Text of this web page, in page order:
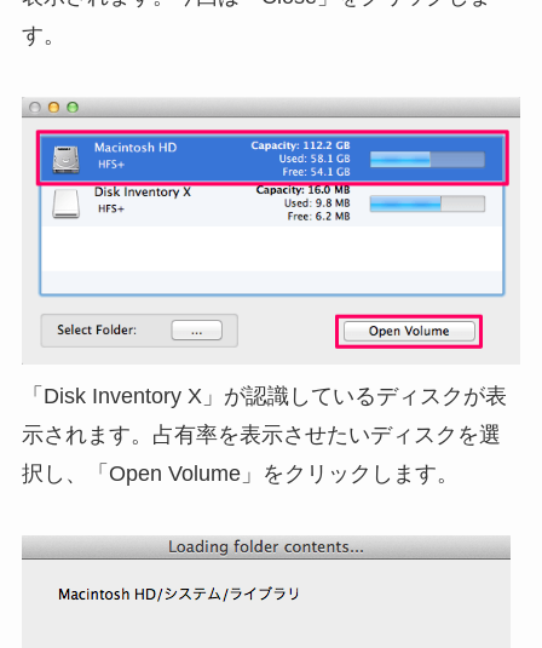
す。
「Disk Inventory X」が認識しているディスクが表
示されます。占有率を表示させたいディスクを選
択し、「Open Volume」をクリックします。